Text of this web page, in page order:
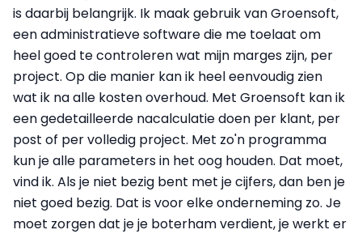
is daarbij belangrijk. Ik maak gebruik van Groensoft,
een administratieve software die me toelaat om
heel goed te controleren wat mijn marges zijn, per
project. Op die manier kan ik heel eenvoudig zien
wat ik na alle kosten overhoud. Met Groensoft kan ik
een gedetailleerde nacalculatie doen per klant, per
post of per volledig project. Met zo'n programma
kun je alle parameters in het oog houden. Dat moet,
vind ik. Als je niet bezig bent met je cijfers, dan ben je
niet goed bezig. Dat is voor elke onderneming zo. Je
moet zorgen dat je je boterham verdient, je werkt er